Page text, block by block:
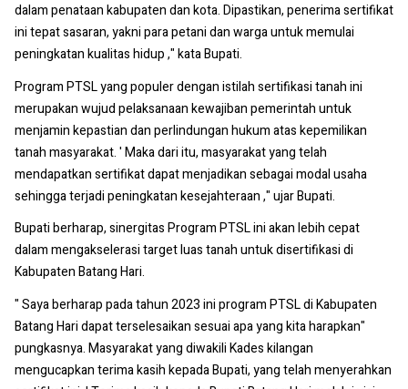
dalam penataan kabupaten dan kota. Dipastikan, penerima sertifikat
ini tepat sasaran, yakni para petani dan warga untuk memulai
peningkatan kualitas hidup ," kata Bupati.
Program PTSL yang populer dengan istilah sertifikasi tanah ini
merupakan wujud pelaksanaan kewajiban pemerintah untuk
menjamin kepastian dan perlindungan hukum atas kepemilikan
tanah masyarakat. ' Maka dari itu, masyarakat yang telah
mendapatkan sertifikat dapat menjadikan sebagai modal usaha
sehingga terjadi peningkatan kesejahteraan ," ujar Bupati.
Bupati berharap, sinergitas Program PTSL ini akan lebih cepat
dalam mengakselerasi target luas tanah untuk disertifikasi di
Kabupaten Batang Hari.
" Saya berharap pada tahun 2023 ini program PTSL di Kabupaten
Batang Hari dapat terselesaikan sesuai apa yang kita harapkan"
pungkasnya. Masyarakat yang diwakili Kades kilangan
mengucapkan terima kasih kepada Bupati, yang telah menyerahkan